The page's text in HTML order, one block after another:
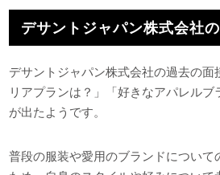
デサントジャパン株式会社
デサントジャパン株式会社の過去の面
リアプランは？」「好きなアパレルブ
が出たようです。
普段の服装や愛用のブランドについて